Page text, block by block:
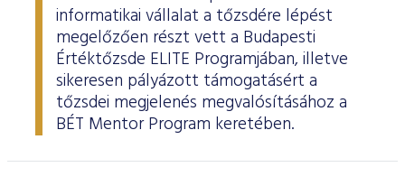
informatikai vállalat a tőzsdére lépést
megelőzően részt vett a Budapesti
Értéktőzsde ELITE Programjában, illetve
sikeresen pályázott támogatásért a
tőzsdei megjelenés megvalósításához a
BÉT Mentor Program keretében.